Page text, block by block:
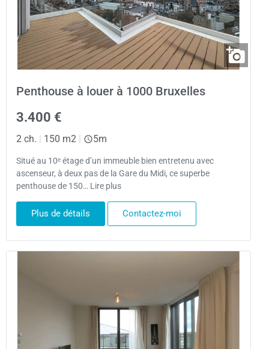
Penthouse à louer à 1000 Bruxelles
3.400 €
2 ch. | 150 m2 | 5m
Situé au 10ᵉ étage d’un immeuble bien entretenu avec
ascenseur, à deux pas de la Gare du Midi, ce superbe
penthouse de 150… Lire plus
Plus de détails Contactez-moi